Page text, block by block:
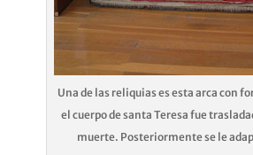
Una de las reliquias es esta arca con
el cuerpo de santa Teresa fue
muerte. Posteriormente se le